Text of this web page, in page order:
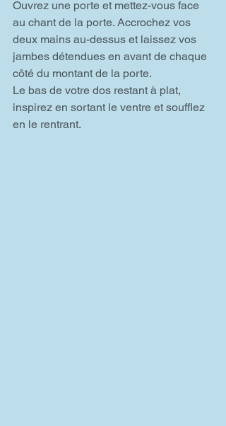
Ouvrez une porte et mettez-vous face
au chant de la porte. Accrochez vos
deux mains au-dessus et laissez vos
jambes détendues en avant de chaque
côté du montant de la porte.
Le bas de votre dos restant à plat,
inspirez en sortant le ventre et soufflez
en le rentrant.